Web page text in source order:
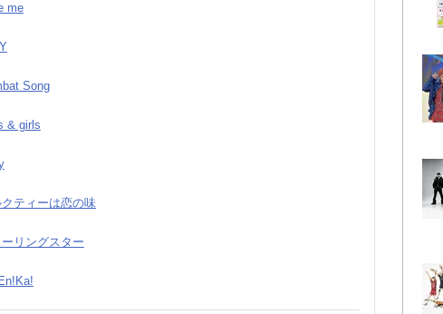
me
Song
& girls
ティーは恋の味
リングスター